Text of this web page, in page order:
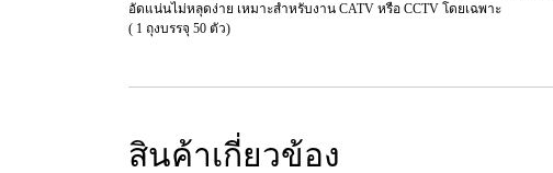
อัดแน่นไม่หลุดง่าย เหมาะสำหรับงาน CATV หรือ CCTV โดยเฉพาะ
( 1 ถุงบรรจุ 50 ตัว)
สินค้าเกี่ยวข้อง